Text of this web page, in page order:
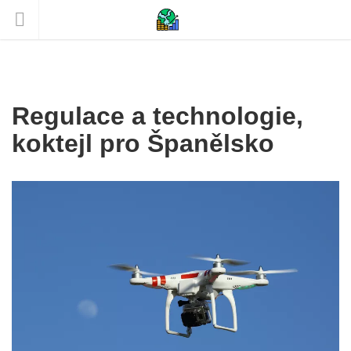
Regulace a technologie,
koktejl pro Španělsko